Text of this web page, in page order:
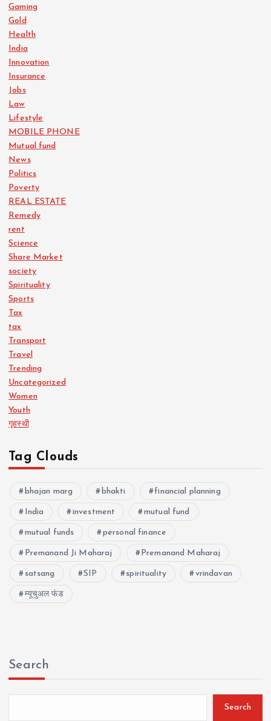
Gaming
Gold
Health
India
Innovation
Insurance
Jobs
Law
Lifestyle
MOBILE PHONE
Mutual fund
News
Politics
Poverty
REAL ESTATE
Remedy
rent
Science
Share Market
society
Spirituality
Sports
Tax
tax
Transport
Travel
Trending
Uncategorized
Women
Youth
गृहस्थी
Tag Clouds
bhajan marg bhakti financial planning
India investment mutual fund
mutual funds personal finance
Premanand Ji Maharaj Premanand Maharaj
satsang SIP spirituality vrindavan
म्यूचुअल फंड
Search
Search